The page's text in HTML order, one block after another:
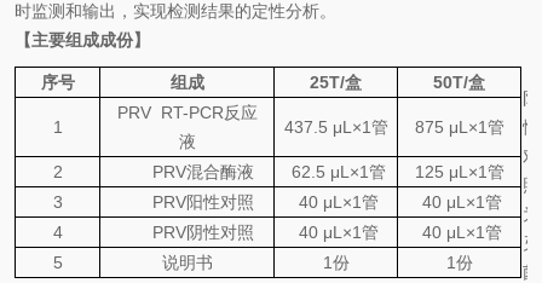
时监测和输出，实现检测结果的定性分析。
【主要组成成份】
序号 组成 25T/盒 50T/盒
1
PRV RT-PCR反应
液
437.5 μL×1管 875 μL×1管
2 PRV混合酶液 62.5 μL×1管 1 25 μL×1管
3
PRV阳性对照 40 μL×1管 40 μL×1管
4
PRV阴性对照 40 μL×1管 40 μL×1管
5
说明书 1份 1份
阴
性
对
照
为
灭
菌